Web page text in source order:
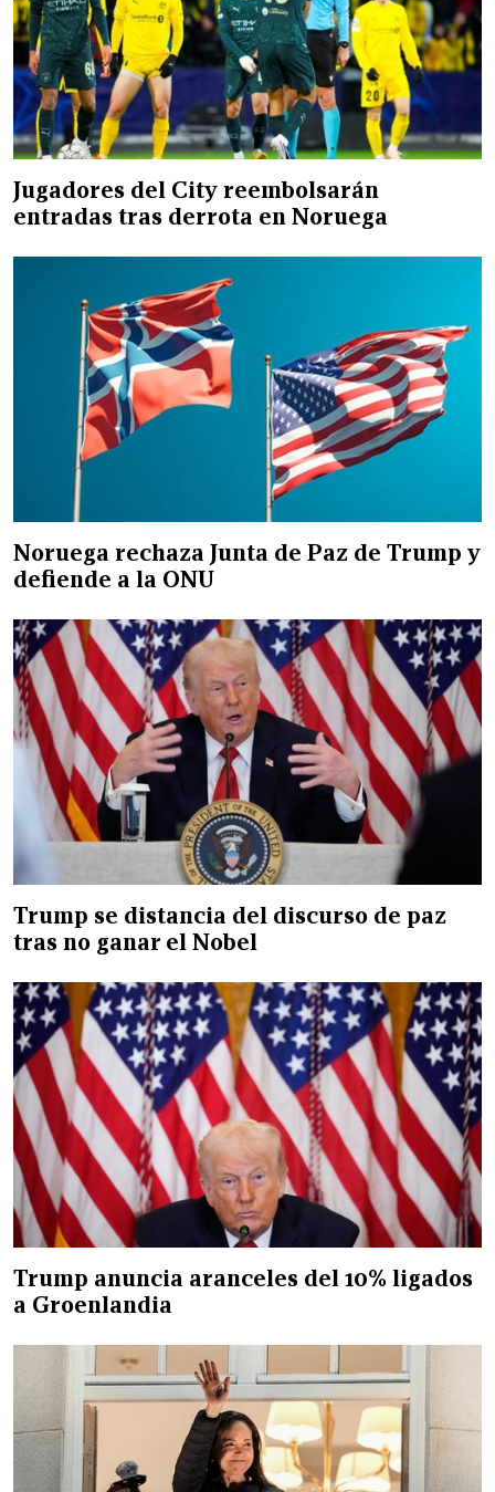
Jugadores del City reembolsarán
entradas tras derrota en Noruega
Noruega rechaza Junta de Paz de Trump y
defiende a la ONU
Trump se distancia del discurso de paz
tras no ganar el Nobel
Trump anuncia aranceles del 10% ligados
a Groenlandia